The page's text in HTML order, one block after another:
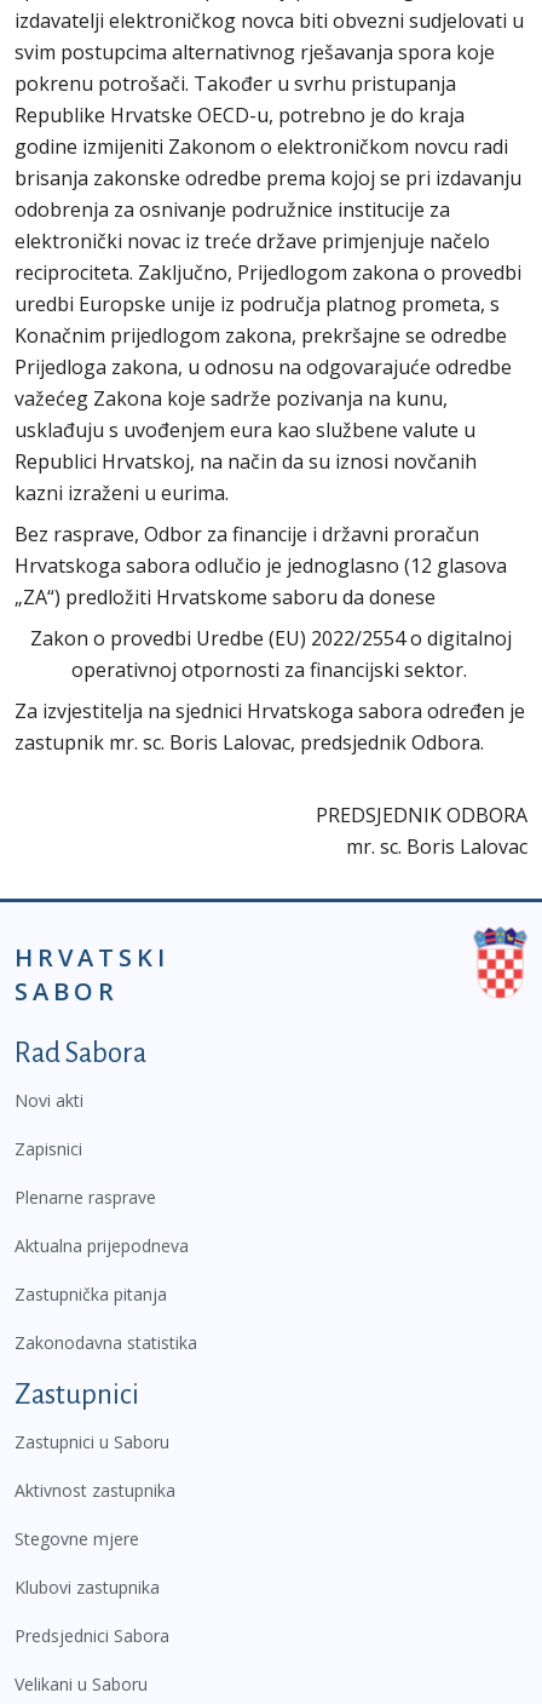
izdavatelji elektroničkog novca biti obvezni sudjelovati u
svim postupcima alternativnog rješavanja spora koje
pokrenu potrošači. Također u svrhu pristupanja
Republike Hrvatske OECD-u, potrebno je do kraja
godine izmijeniti Zakonom o elektroničkom novcu radi
brisanja zakonske odredbe prema kojoj se pri izdavanju
odobrenja za osnivanje podružnice institucije za
elektronički novac iz treće države primjenjuje načelo
reciprociteta. Zaključno, Prijedlogom zakona o provedbi
uredbi Europske unije iz područja platnog prometa, s
Konačnim prijedlogom zakona, prekršajne se odredbe
Prijedloga zakona, u odnosu na odgovarajuće odredbe
važećeg Zakona koje sadrže pozivanja na kunu,
usklađuju s uvođenjem eura kao službene valute u
Republici Hrvatskoj, na način da su iznosi novčanih
kazni izraženi u eurima.
Bez rasprave, Odbor za financije i državni proračun
Hrvatskoga sabora odlučio je jednoglasno (12 glasova
„ZA“) predložiti Hrvatskome saboru da donese
Zakon o provedbi Uredbe (EU) 2022/2554 o digitalnoj
operativnoj otpornosti za financijski sektor.
Za izvjestitelja na sjednici Hrvatskoga sabora određen je
zastupnik mr. sc. Boris Lalovac, predsjednik Odbora.
PREDSJEDNIK ODBORA
mr. sc. Boris Lalovac
HRVATSKI
SABOR
Podnožje prvi izbornik
Rad Sabora
Novi akti
Zapisnici
Plenarne rasprave
Aktualna prijepodneva
Zastupnička pitanja
Zakonodavna statistika
Zastupnici
Zastupnici u Saboru
Aktivnost zastupnika
Stegovne mjere
Klubovi zastupnika
Predsjednici Sabora
Velikani u Saboru